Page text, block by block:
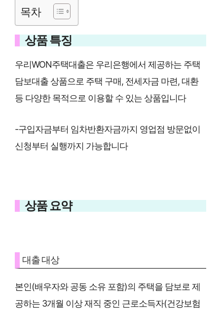
목차
상품 특징
우리WON주택대출은 우리은행에서 제공하는 주택
담보대출 상품으로 주택 구매, 전세자금 마련, 대환
등 다양한 목적으로 이용할 수 있는 상품입니다
-구입자금부터 임차반환자금까지 영업점 방문없이
신청부터 실행까지 가능합니다
상품 요약
대출 대상
본인(배우자와 공동 소유 포함)의 주택을 담보로 제
공하는 3개월 이상 재직 중인 근로소득자(건강보험